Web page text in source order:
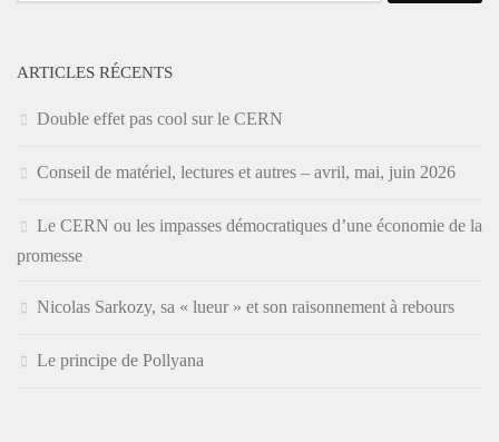
ARTICLES RÉCENTS
Double effet pas cool sur le CERN
Conseil de matériel, lectures et autres – avril, mai, juin 2026
Le CERN ou les impasses démocratiques d’une économie de la
promesse
Nicolas Sarkozy, sa « lueur » et son raisonnement à rebours
Le principe de Pollyana